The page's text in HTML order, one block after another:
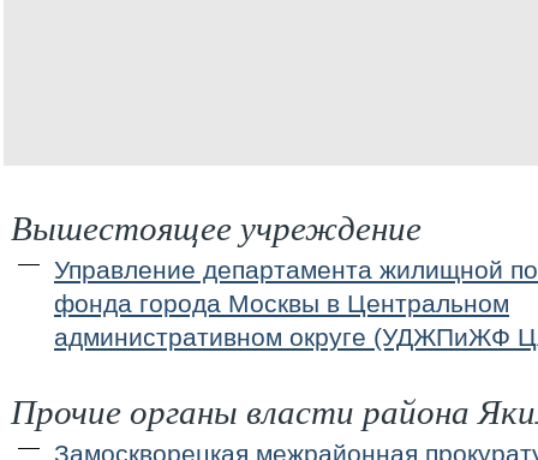
Вышестоящее учреждение
Управление департамента жилищной
фонда города Москвы в Центральном
административном округе (УДЖПиЖФ
Прочие органы власти района
Замоскворецкая межрайонная